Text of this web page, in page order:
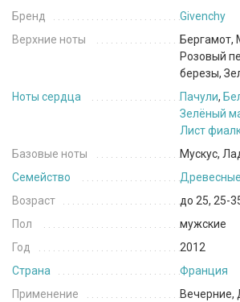
Бренд
Givenchy
Верхние ноты
Бергамот,
Розовый
березы,
Ноты сердца
Пачули,
Зелёный
Лист
Базовые ноты
Мускус,
Семейство
Древесные
Возраст
до 25, 25-
Пол
мужские
Год
2012
Страна
Франция
Применение
Вечерние,